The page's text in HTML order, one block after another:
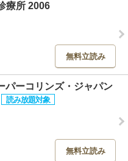
療所 2006
無料立読み
パーコリンズ・ジャパン
無料立読み